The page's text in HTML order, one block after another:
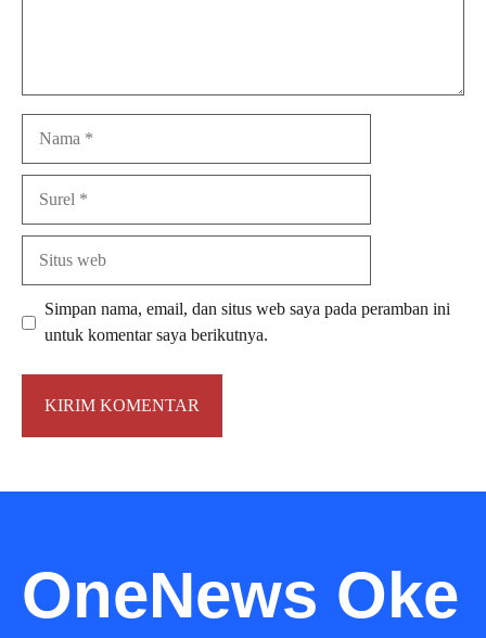
Simpan nama, email, dan situs web saya pada peramban ini
untuk komentar saya berikutnya.
OneNews Oke